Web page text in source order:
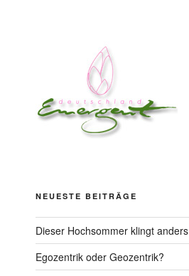
NEUESTE BEITRÄGE
Dieser Hochsommer klingt anders
Egozentrik oder Geozentrik?